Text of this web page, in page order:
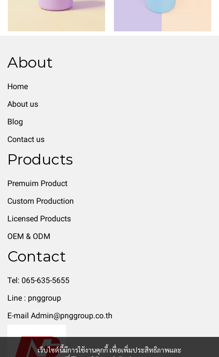
เว็บไซต์นี้มีการใช้งานคุกกี้ เพื่อเพิ่มประสิทธิภาพและ
About
Home
About us
Blog
Contact us
Products
Premuim Product
Custom Production
Licensed Products
OEM & ODM
Contact
Tel: 065-635-5655
Line : pnggroup
E-mail Admin@pnggroup.co.th